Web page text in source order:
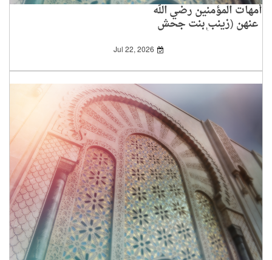
أمهات المؤمنين رضي الله
عنهن (زينب بنت جحش
رضي الله عنها)
Jul 22, 2026